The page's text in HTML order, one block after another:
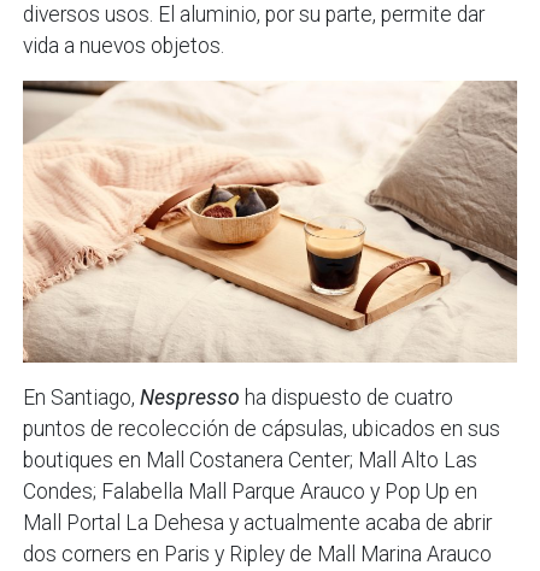
diversos usos. El aluminio, por su parte, permite dar
vida a nuevos objetos.
En Santiago,Nespresso ha dispuesto de cuatro
puntos de recolección de cápsulas, ubicados en sus
boutiques en Mall Costanera Center; Mall Alto Las
Condes; Falabella Mall Parque Arauco y Pop Up en
Mall Portal La Dehesa y actualmente acaba de abrir
dos corners en Paris y Ripley de Mall Marina Arauco